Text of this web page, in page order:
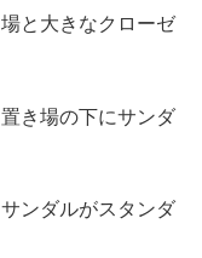
と大きなクローゼ
き場の下にサンダ
ンダルがスタンダ